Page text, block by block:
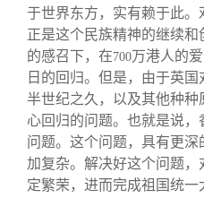
制度法规
联系我们
于世界东方，实有赖于此。
正是这个民族精神的继续
的感召下，在700万港人的
日的回归。但是，由于英
半世纪之久，以及其他种
心回归的问题。也就是说，
问题。这个问题，具有更
加复杂。解决好这个问题
定繁荣，进而完成祖国统